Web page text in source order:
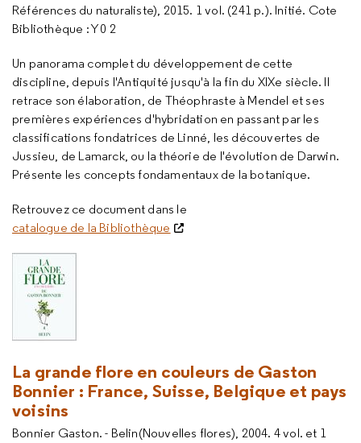
Références du naturaliste), 2015. 1 vol. (241 p.). Initié. Cote
Bibliothèque : Y 0 2
Un panorama complet du développement de cette
discipline, depuis l'Antiquité jusqu'à la fin du XIXe siècle. Il
retrace son élaboration, de Théophraste à Mendel et ses
premières expériences d'hybridation en passant par les
classifications fondatrices de Linné, les découvertes de
Jussieu, de Lamarck, ou la théorie de l'évolution de Darwin.
Présente les concepts fondamentaux de la botanique.
Retrouvez ce document dans le
catalogue de la Bibliothèque
La grande flore en couleurs de Gaston
Bonnier : France, Suisse, Belgique et pays
voisins
Bonnier Gaston. - Belin(Nouvelles flores), 2004. 4 vol. et 1